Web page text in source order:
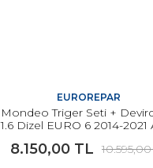
EUROREPAR
Mondeo Triger Seti +
1.6 Dizel EURO 6 2014-2021
8.150,00 TL